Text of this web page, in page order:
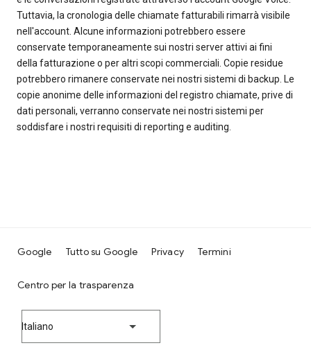
Tuttavia, la cronologia delle chiamate fatturabili rimarrà visibile
nell'account. Alcune informazioni potrebbero essere
conservate temporaneamente sui nostri server attivi ai fini
della fatturazione o per altri scopi commerciali. Copie residue
potrebbero rimanere conservate nei nostri sistemi di backup. Le
copie anonime delle informazioni del registro chiamate, prive di
dati personali, verranno conservate nei nostri sistemi per
soddisfare i nostri requisiti di reporting e auditing.
Google Tutto su Google Privacy Termini
Centro per la trasparenza
Italiano